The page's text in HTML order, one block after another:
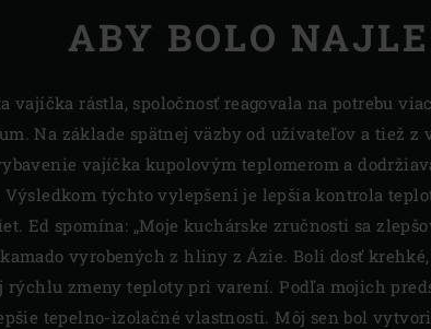
ABY BOLO
vajíčka rástla, spoločnosť reagovala na potrebu
Na základe spätnej väzby od užívateľov a tiež
vajíčka kupolovým teplomerom a
týchto vylepšení je lepšia kontrola
Ed spomína: „Moje kuchárske zručnosti sa
vyrobených z hliny z Ázie. Boli dosť
rýchlu zmeny teploty pri varení. Podľa mojich
tepelno-izolačné vlastnosti. Môj sen bol